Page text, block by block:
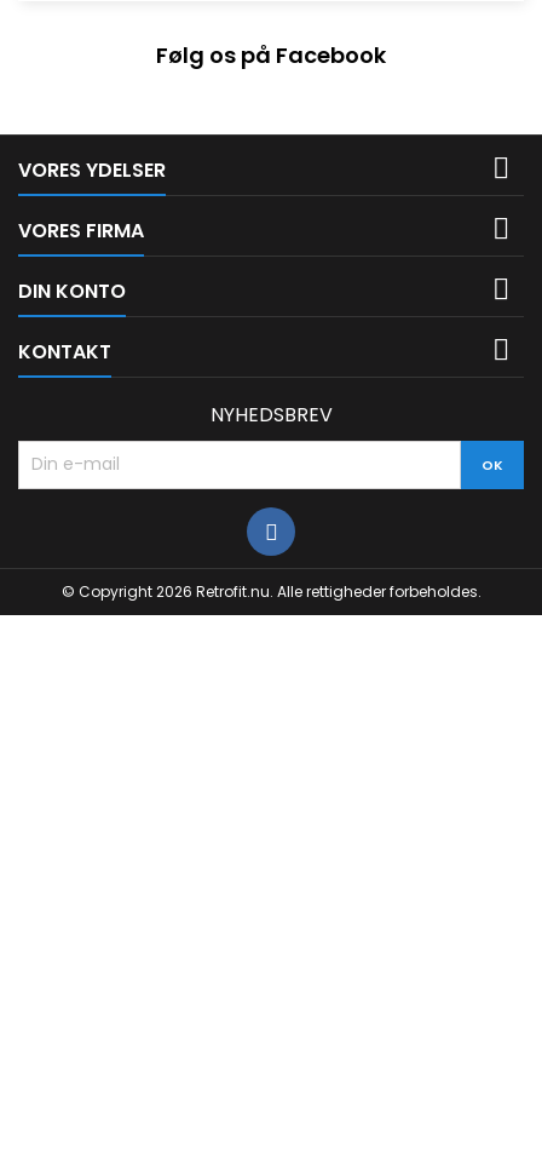
Følg os på Facebook
VORES YDELSER 
VORES FIRMA 
DIN KONTO 
KONTAKT 
NYHEDSBREV
© Copyright 2026 Retrofit.nu. Alle rettigheder forbeholdes.